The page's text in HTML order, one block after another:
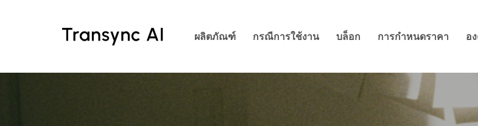
หลัก
ผลิตภัณฑ์ กรณีการใช้งาน บล็อก การกำหนดราคา อ